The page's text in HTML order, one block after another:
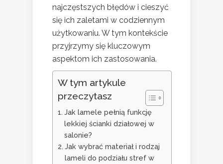
najczęstszych błędów i cieszyć
się ich zaletami w codziennym
użytkowaniu. W tym kontekście
przyjrzymy się kluczowym
aspektom ich zastosowania.
W tym artykule
przeczytasz
Jak lamele pełnią funkcję
lekkiej ścianki działowej w
salonie?
Jak wybrać materiał i rodzaj
lameli do podziału stref w